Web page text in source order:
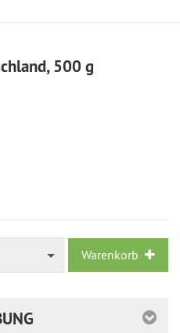
500 g
Warenkorb